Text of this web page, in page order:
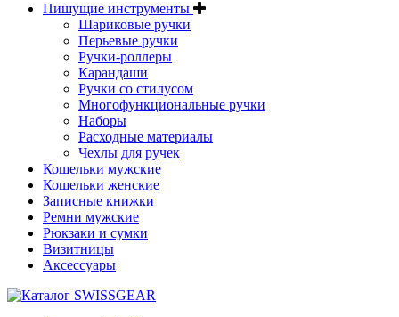
Пишущие инструменты
Шариковые ручки
Перьевые ручки
Ручки-роллеры
Карандаши
Ручки со стилусом
Многофункциональные ручки
Наборы
Расходные материалы
Чехлы для ручек
Кошельки мужские
Кошельки женские
Записные книжки
Ремни мужские
Рюкзаки и сумки
Визитницы
Аксессуары